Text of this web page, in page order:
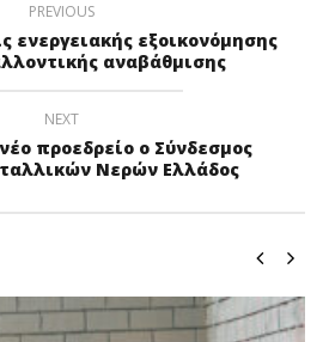
PREVIOUS
ενεργειακής εξοικονόμησης
αναβάθμισης
NEXT
προεδρείο ο Σύνδεσμος
Νερών Ελλάδος